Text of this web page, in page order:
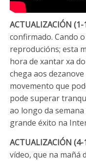
ACTUALIZACIÓN
confirmado. Cando
reproducións; esta
hora de xantar xa
chega aos
movemento que
pode superar
ao longo da
grande éxito na
ACTUALIZACIÓN
vídeo, que na mañá